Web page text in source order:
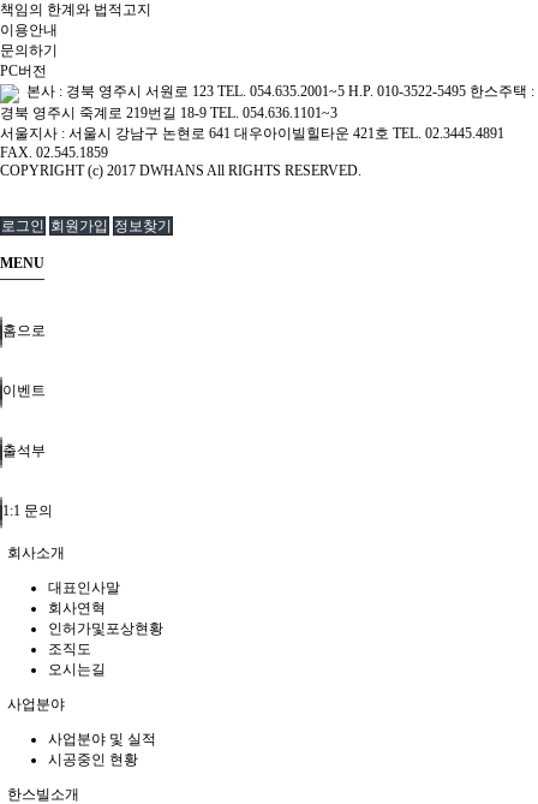
책임의 한계와 법적고지
이용안내
문의하기
PC버전
본사 : 경북 영주시 서원로 123 TEL. 054.635.2001~5 H.P. 010-3522-5495 한스주택 :
경북 영주시 죽계로 219번길 18-9 TEL. 054.636.1101~3
서울지사 : 서울시 강남구 논현로 641 대우아이빌힐타운 421호 TEL. 02.3445.4891
FAX. 02.545.1859
COPYRIGHT (c) 2017 DWHANS All RIGHTS RESERVED.
로그인 회원가입 정보찾기
MENU
홈으로
이벤트
출석부
1:1 문의
회사소개
대표인사말
회사연혁
인허가및포상현황
조직도
오시는길
사업분야
사업분야 및 실적
시공중인 현황
한스빌소개